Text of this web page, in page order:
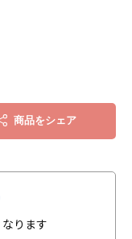
商品をシェア
ります